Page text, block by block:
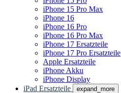
iPhone 15 Pro Max
iPhone 16
iPhone 16 Pro
iPhone 16 Pro Max
iPhone 17 Ersatzteile
iPhone 17 Pro Ersatzteile
Apple Ersatzteile
iPhone Akku
iPhone Display
iPad Ersatzteile
expand_more